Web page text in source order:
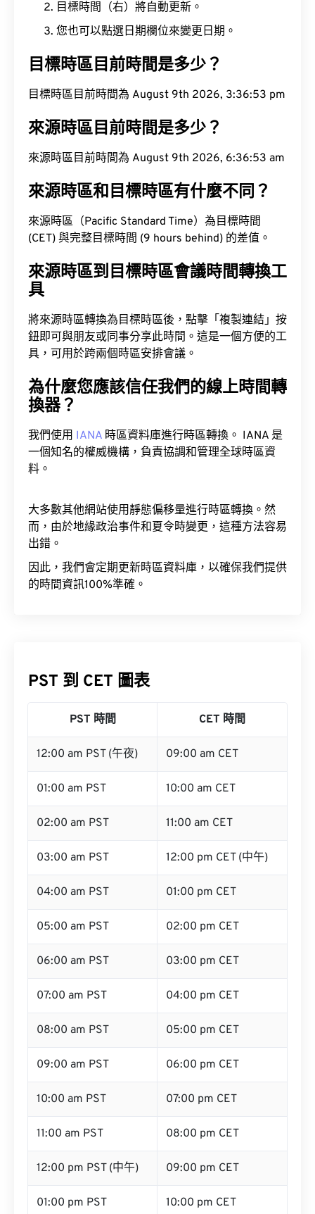
目標時間（右）將自動更新。
您也可以點選日期欄位來變更日期。
目標時區目前時間是多少？
目標時區目前時間為 August 9th 2026, 3:36:53 pm
來源時區目前時間是多少？
來源時區目前時間為 August 9th 2026, 6:36:53 am
來源時區和目標時區有什麼不同？
來源時區（Pacific Standard Time）為目標時間
(CET) 與完整目標時間 (9 hours behind) 的差值。
來源時區到目標時區會議時間轉換工
具
將來源時區轉換為目標時區後，點擊「複製連結」按
鈕即可與朋友或同事分享此時間。這是一個方便的工
具，可用於跨兩個時區安排會議。
為什麼您應該信任我們的線上時間轉
換器？
我們使用 IANA 時區資料庫進行時區轉換。 IANA 是
一個知名的權威機構，負責協調和管理全球時區資
料。
大多數其他網站使用靜態偏移量進行時區轉換。然
而，由於地緣政治事件和夏令時變更，這種方法容易
出錯。
因此，我們會定期更新時區資料庫，以確保我們提供
的時間資訊100%準確。
PST 到 CET 圖表
PST 時間 CET 時間
12:00 am PST (午夜) 09:00 am CET
01:00 am PST 10:00 am CET
02:00 am PST 11:00 am CET
03:00 am PST 12:00 pm CET (中午)
04:00 am PST 01:00 pm CET
05:00 am PST 02:00 pm CET
06:00 am PST 03:00 pm CET
07:00 am PST 04:00 pm CET
08:00 am PST 05:00 pm CET
09:00 am PST 06:00 pm CET
10:00 am PST 07:00 pm CET
11:00 am PST 08:00 pm CET
12:00 pm PST (中午) 09:00 pm CET
01:00 pm PST 10:00 pm CET